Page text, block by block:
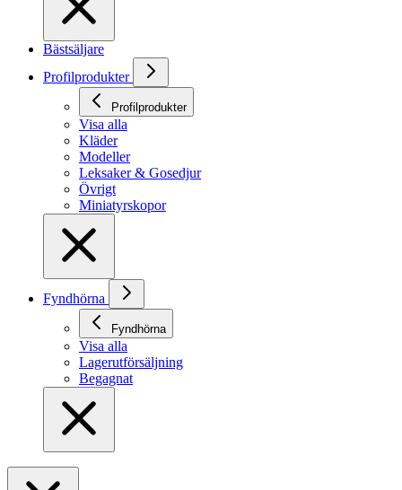
Bästsäljare
Profilprodukter
Profilprodukter
Visa alla
Kläder
Modeller
Leksaker & Gosedjur
Övrigt
Miniatyrskopor
Fyndhörna
Fyndhörna
Visa alla
Lagerutförsäljning
Begagnat